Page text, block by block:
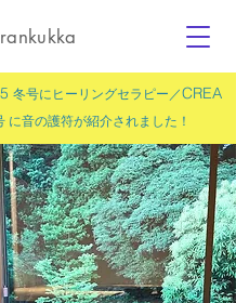
冬号にヒーリングセラピー／CREA
に音の護符が紹介されました！